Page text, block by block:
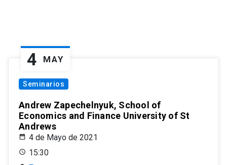
4 MAY
Seminarios
Andrew Zapechelnyuk, School of
Economics and Finance University of St
Andrews
4 de Mayo de 2021
15:30